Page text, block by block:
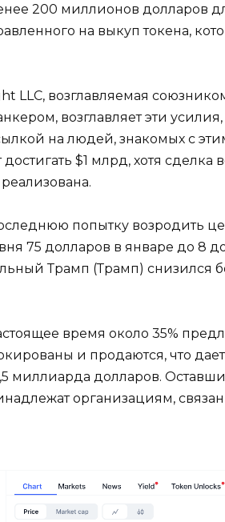
200 миллионов долларов
на выкуп токена,
LLC, возглавляемая
возглавляет эти
на людей, знакомых с
$1 млрд, хотя сделка
попытку возродить
75 долларов в январе до 8
Трамп (Трамп) снизился
время около 35%
и продаются, что
миллиарда долларов.
организациям,